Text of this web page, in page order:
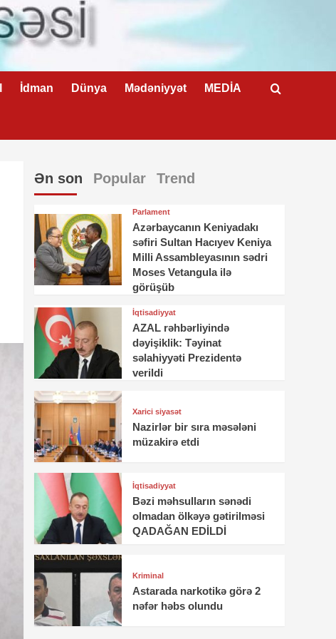
İdman Dünya Mədəniyyət MEDİA
Ən son Popular Trend
Parlament
Azərbaycanın Keniyadakı
səfiri Sultan Hacıyev Keniya
Milli Assambleyasının sədri
Moses Vetangula ilə
görüşüb
İqtisadiyyat
AZAL rəhbərliyində
dəyişiklik: Təyinat
səlahiyyəti Prezidentə
verildi
Xarici siyasət
Nazirlər bir sıra məsələni
müzakirə etdi
İqtisadiyyat
Bəzi məhsulların sənədi
olmadan ölkəyə gətirilməsi
QADAĞAN EDİLDİ
Kriminal
Astarada narkotikə görə 2
nəfər həbs olundu